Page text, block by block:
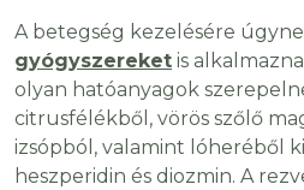
A betegség kezelésére
gyógyszereket is
olyan hatóanyagok
citrusfélékből, vörös szőlő
izsópból, valamint lóheréből
heszperidin és diozmin. A